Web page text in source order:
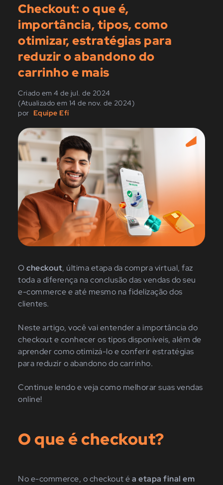
Checkout: o que é,
importância, tipos, como
otimizar, estratégias para
reduzir o abandono do
carrinho e mais
Criado em 4 de jul. de 2024
(Atualizado em 14 de nov. de 2024)
por Equipe Efí
Ocheckout, última etapa da compra virtual, faz
toda a diferença na conclusão das vendas do seu
e-commerce e até mesmo na fidelização dos
clientes.
Neste artigo, você vai entender a importância do
checkout e conhecer os tipos disponíveis, além de
aprender como otimizá-lo e conferir estratégias
para reduzir o abandono do carrinho.
Continue lendo e veja como melhorar suas vendas
online!
O que é checkout?
No e-commerce, o checkout éa etapa final em